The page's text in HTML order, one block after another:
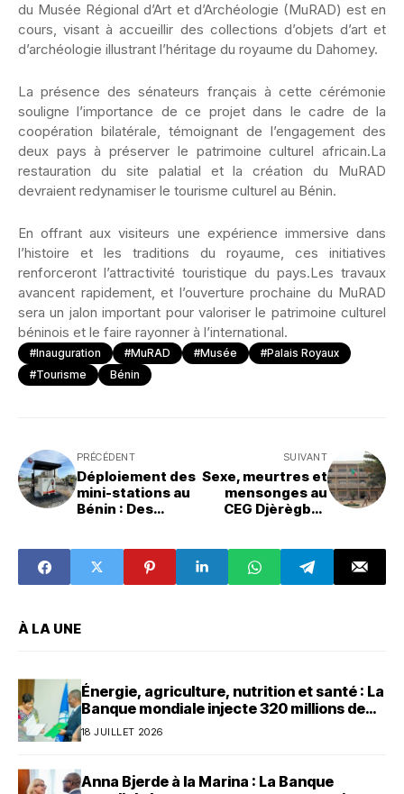
du Musée Régional d’Art et d’Archéologie (MuRAD) est en
cours, visant à accueillir des collections d’objets d’art et
d’archéologie illustrant l’héritage du royaume du Dahomey.
La présence des sénateurs français à cette cérémonie
souligne l’importance de ce projet dans le cadre de la
coopération bilatérale, témoignant de l’engagement des
deux pays à préserver le patrimoine culturel africain.La
restauration du site palatial et la création du MuRAD
devraient redynamiser le tourisme culturel au Bénin.
En offrant aux visiteurs une expérience immersive dans
l’histoire et les traditions du royaume, ces initiatives
renforceront l’attractivité touristique du pays.Les travaux
avancent rapidement, et l’ouverture prochaine du MuRAD
sera un jalon important pour valoriser le patrimoine culturel
béninois et le faire rayonner à l’international.
#Inauguration #MuRAD #Musée
#Palais Royaux
#Tourisme
Bénin
PRÉCÉDENT
Déploiement des
mini-stations au
Bénin : Des
réforme
prometteuse
SUIVANT
Sexe, meurtres et
mensonges au
CEG Djèrègbé :
écrit au Chef de
l’État
À LA UNE
Énergie, agriculture, nutrition et santé : La
Banque mondiale injecte 320 millions de
dollars au Bénin
18 JUILLET 2026
Anna Bjerde à la Marina : La Banque